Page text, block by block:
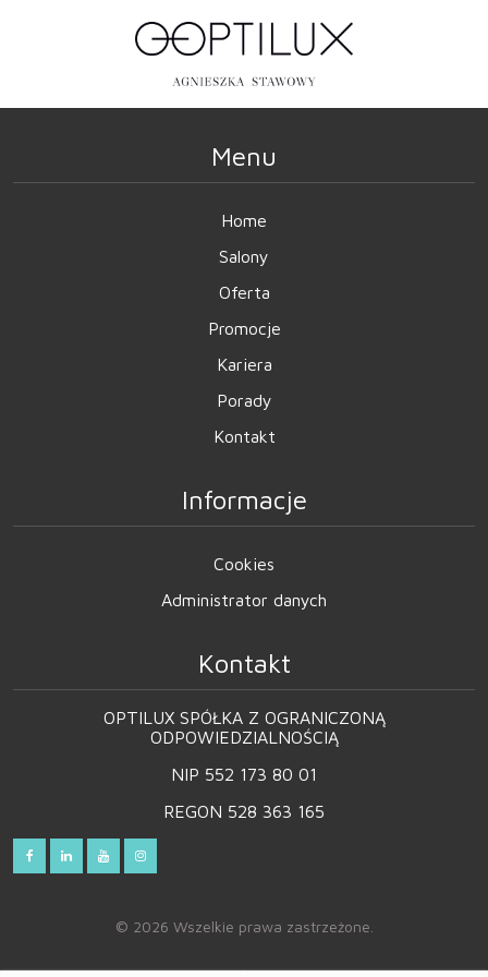
Menu
Home
Salony
Oferta
Promocje
Kariera
Porady
Kontakt
Informacje
Cookies
Administrator danych
Kontakt
OPTILUX SPÓŁKA Z OGRANICZONĄ
ODPOWIEDZIALNOŚCIĄ
NIP 552 173 80 01
REGON 528 363 165
© 2026 Wszelkie prawa zastrzeżone.